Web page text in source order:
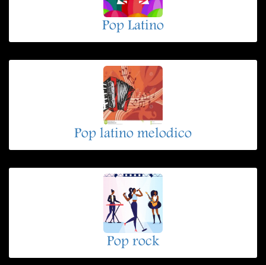
Pop Latino
Pop latino melodico
Pop rock